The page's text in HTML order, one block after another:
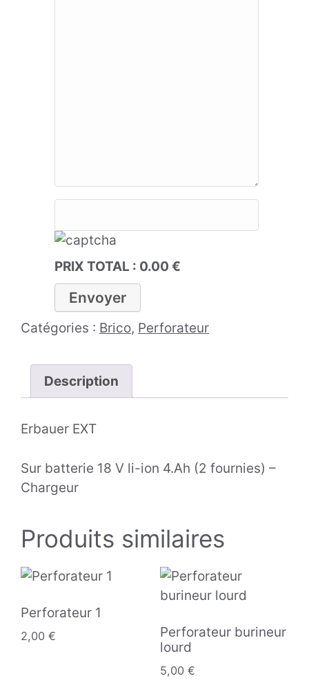
PRIX TOTAL : 0.00 €
Catégories : Brico, Perforateur
Description
Erbauer EXT
Sur batterie 18 V li-ion 4.Ah (2 fournies) –
Chargeur
Produits similaires
Perforateur 1
2,00 €
Perforateur burineur
lourd
5,00 €